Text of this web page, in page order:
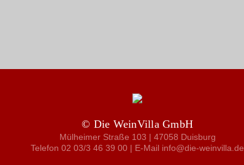
© Die WeinVilla GmbH
Mülheimer Straße 103 | 47058 Duisburg
Telefon 02 03/3 46 39 00 | E-Mail info@die-weinvilla.de